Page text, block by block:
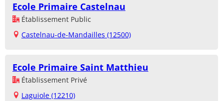
Ecole Primaire Castelnau
Établissement Public
Castelnau-de-Mandailles (12500)
Ecole Primaire Saint Matthieu
Établissement Privé
Laguiole (12210)